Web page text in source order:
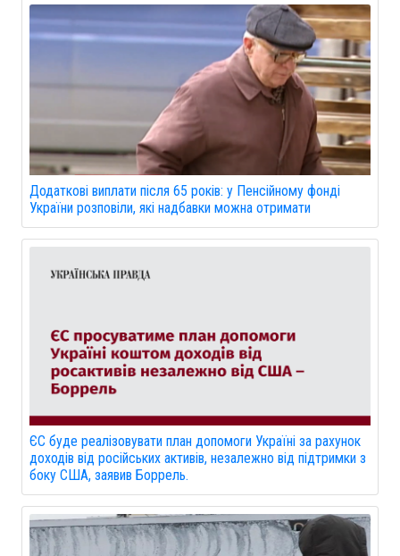
Додаткові виплати після 65 років: у Пенсійному фонді
України розповіли, які надбавки можна отримати
ЄС буде реалізовувати план допомоги Україні за рахунок
доходів від російських активів, незалежно від підтримки з
боку США, заявив Боррель.